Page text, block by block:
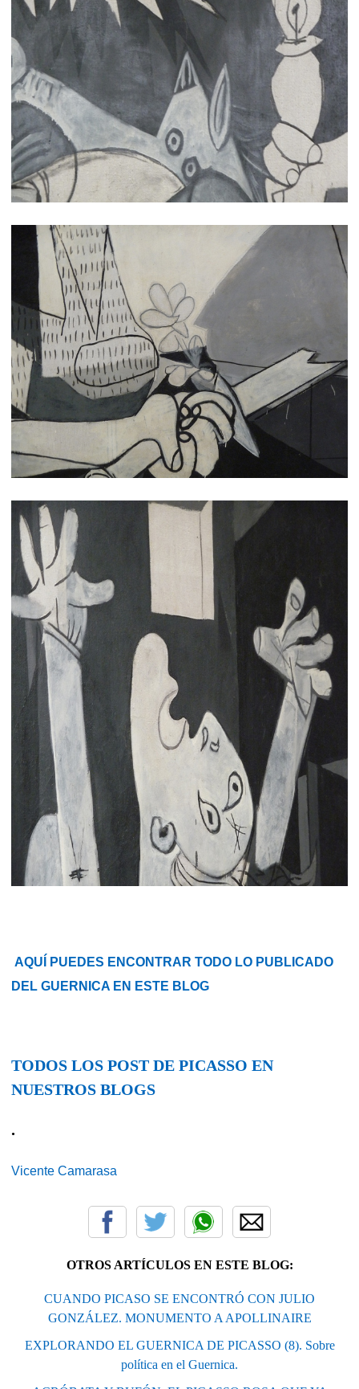
AQUÍ PUEDES ENCONTRAR TODO LO PUBLICADO
DEL GUERNICA EN ESTE BLOG
TODOS LOS POST DE PICASSO EN
NUESTROS BLOGS
.
Vicente Camarasa
OTROS ARTÍCULOS EN ESTE BLOG:
CUANDO PICASO SE ENCONTRÓ CON JULIO
GONZÁLEZ. MONUMENTO A APOLLINAIRE
EXPLORANDO EL GUERNICA DE PICASSO (8). Sobre
política en el Guernica.